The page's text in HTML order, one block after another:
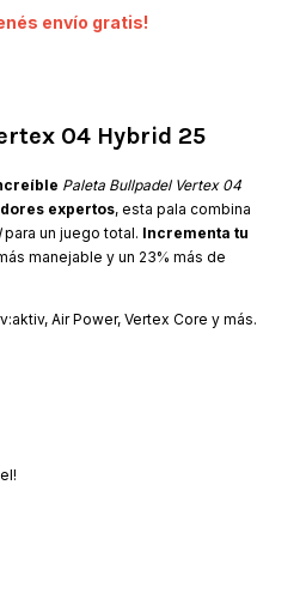
envío gratis!
04 Hybrid 25
Paleta Bullpadel Vertex 04
expertos, esta pala combina
para un juego total. Incrementa tu
manejable y un 23% más de
Air Power, Vertex Core y más.